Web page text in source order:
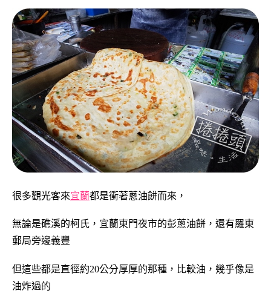
很多觀光客來宜蘭都是衝著蔥油餅而來，
無論是礁溪的柯氏，宜蘭東門夜市的彭蔥油餅，還有羅東
郵局旁邊義豐
但這些都是直徑約20公分厚厚的那種，比較油，幾乎像是
油炸過的